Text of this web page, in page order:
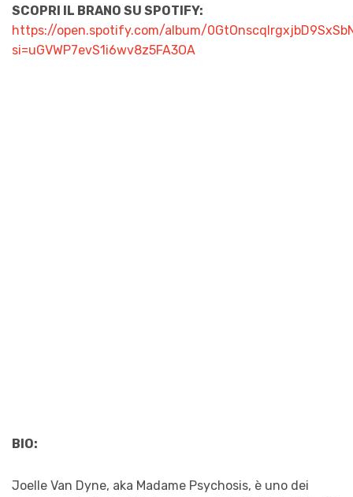
SCOPRI IL BRANO SU SPOTIFY:
https://open.spotify.com/album/
si=uGVWP7evS1i6wv8z5FA3OA
BIO:
Joelle Van Dyne, aka Madame Psychosis, è uno dei